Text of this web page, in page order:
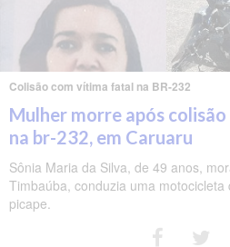
Colisão com vítima fatal na BR-232
Mulher morre após
na br-232, em Caruaru
Sônia Maria da Silva, de 49 anos,
Timbaúba, conduzia uma
picape.